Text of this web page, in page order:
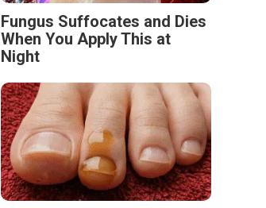
Fungus Suffocates and Dies
When You Apply This at
Night